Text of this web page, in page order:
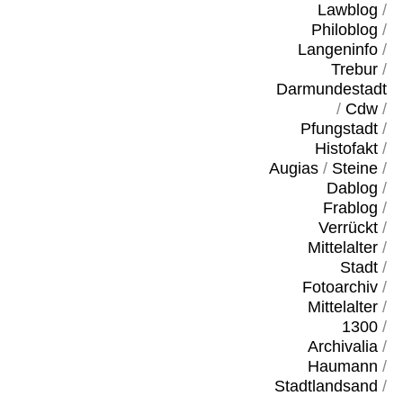
Lawblog /
Philoblog /
Langeninfo/
Trebur/
Darmundestadt
/ Cdw/
Pfungstadt/
Histofakt/
Augias/ Steine/
Dablog /
Frablog /
Verrückt/
Mittelalter/
Stadt/
Fotoarchiv/
Mittelalter/
1300/
Archivalia/
Haumann /
Stadtlandsand /